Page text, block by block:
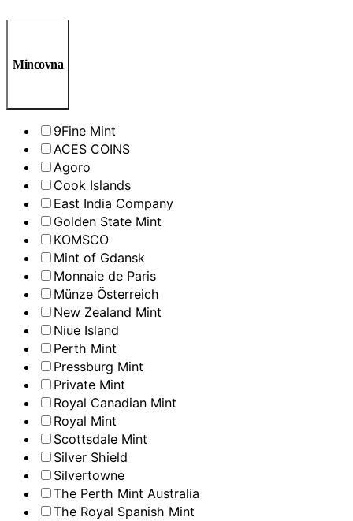
Mincovna
9Fine Mint
ACES COINS
Agoro
Cook Islands
East India Company
Golden State Mint
KOMSCO
Mint of Gdansk
Monnaie de Paris
Münze Österreich
New Zealand Mint
Niue Island
Perth Mint
Pressburg Mint
Private Mint
Royal Canadian Mint
Royal Mint
Scottsdale Mint
Silver Shield
Silvertowne
The Perth Mint Australia
The Royal Spanish Mint